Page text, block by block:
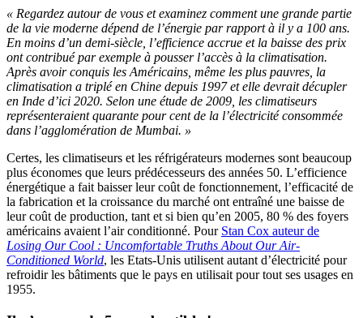
« Regardez autour de vous et examinez comment une grande partie
de la vie moderne dépend de l’énergie par rapport à il y a 100 ans.
En moins d’un demi-siècle, l’efficience accrue et la baisse des prix
ont contribué par exemple à pousser l’accès à la climatisation.
Après avoir conquis les Américains, même les plus pauvres, la
climatisation a triplé en Chine depuis 1997 et elle devrait décupler
en Inde d’ici 2020. Selon une étude de 2009, les climatiseurs
représenteraient quarante pour cent de la l’électricité consommée
dans l’agglomération de Mumbai. »
Certes, les climatiseurs et les réfrigérateurs modernes sont beaucoup
plus économes que leurs prédécesseurs des années 50. L’efficience
énergétique a fait baisser leur coût de fonctionnement, l’efficacité de
la fabrication et la croissance du marché ont entraîné une baisse de
leur coût de production, tant et si bien qu’en 2005, 80 % des foyers
américains avaient l’air conditionné. Pour Stan Cox auteur de
Losing Our Cool : Uncomfortable Truths About Our Air-
Conditioned World, les Etats-Unis utilisent autant d’électricité pour
refroidir les bâtiments que le pays en utilisait pour tout ses usages en
1955.